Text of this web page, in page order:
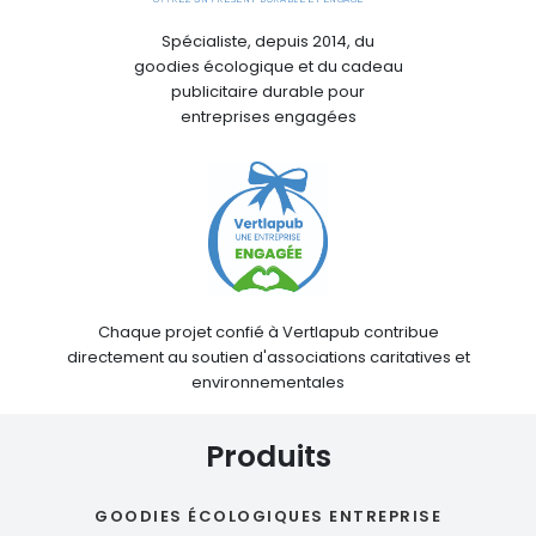
Spécialiste, depuis 2014, du
goodies écologique et du cadeau
publicitaire durable pour
entreprises engagées
Chaque projet confié à Vertlapub contribue
directement au soutien d'associations caritatives et
environnementales
Produits
GOODIES ÉCOLOGIQUES ENTREPRISE